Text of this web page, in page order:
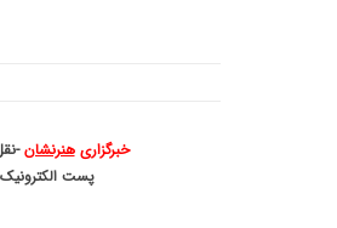
خبرگزاریهنرنشان-
پست